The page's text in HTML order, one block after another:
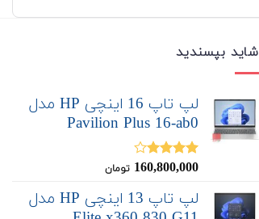
شاید بپسندید
لپ تاپ 16 اینچی HP مدل
Pavilion Plus 16-ab0
نمره
160,800,000 تومان
لپ تاپ 13 اینچی HP مدل